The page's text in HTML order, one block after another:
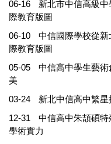
06-16
新北市中信高級
際教育版圖
06-10
中信國際學校從
際教育版圖
05-05
中信高中學生藝
美
03-24
新北中信高中繁
12-31
中信高中朱頡碩
學術實力